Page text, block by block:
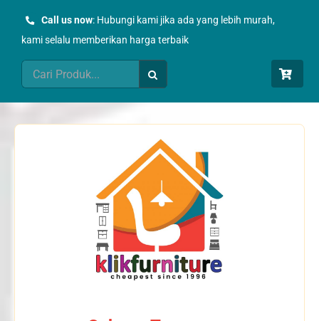
Call us now: Hubungi kami jika ada yang lebih murah,
kami selalu memberikan harga terbaik
Search
for: